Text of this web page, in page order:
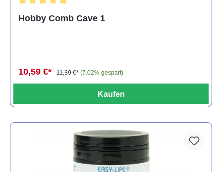
Hobby Comb Cave 1
10,59 €* 11,39 €* (7.02% gespart)
Kaufen